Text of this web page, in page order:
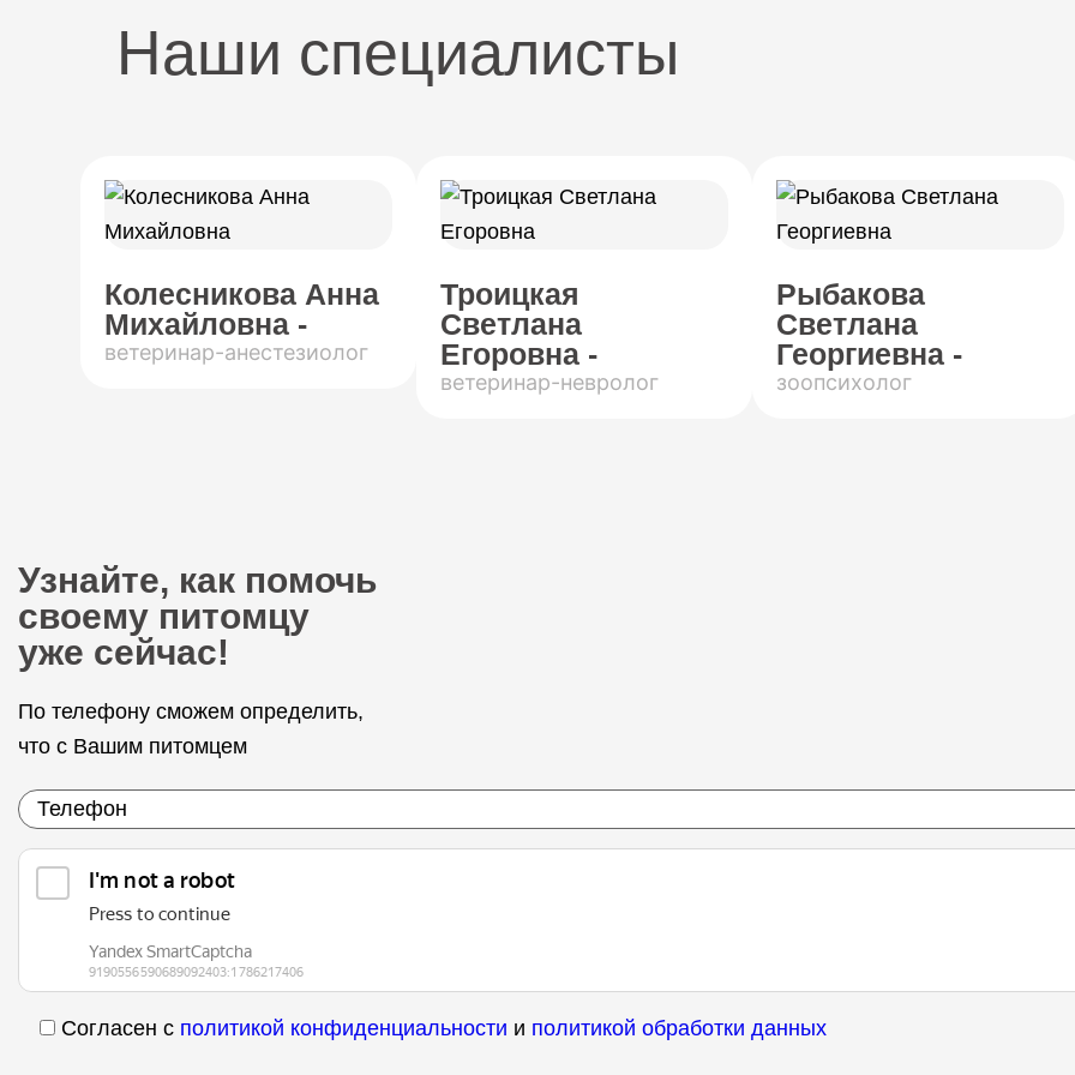
Наши специалисты
Колесникова Анна
Михайловна -
ветеринар-анестезиолог
Троицкая
Светлана
Егоровна -
ветеринар-невролог
Рыбакова
Светлана
Георгиевна -
зоопсихолог
Узнайте, как помочь
своему питомцу
уже сейчас!
По телефону сможем определить,
что с Вашим питомцем
Согласен с политикой конфиденциальности и политикой обработки данных